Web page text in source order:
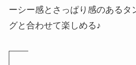
ーシー感とさっぱり感のあるタ
グと合わせて楽しめる♪